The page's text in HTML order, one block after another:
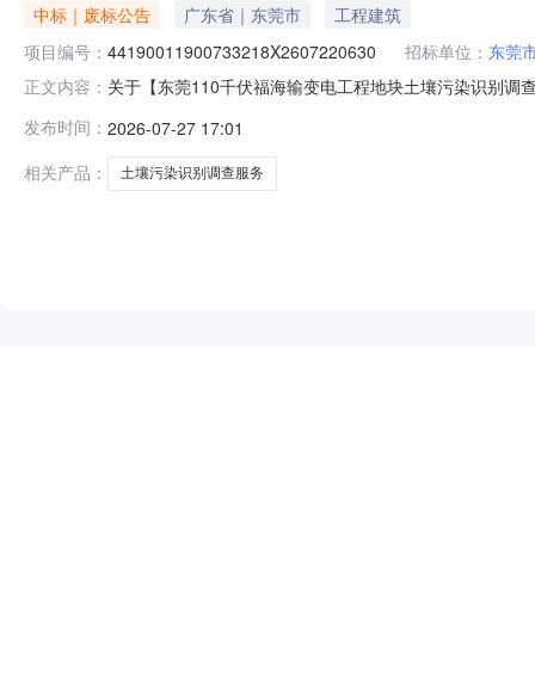
中标｜废标公告 广东省｜东莞市
工程建筑
项目编号： 44190011900733218X2607220630 招标单位： 东莞
正文内容： 关于【东莞110千伏福海输变电工程地块土壤污染识别调
发布时间： 2026-07-27 17:01
相关产品：
土壤污染识别调查服务